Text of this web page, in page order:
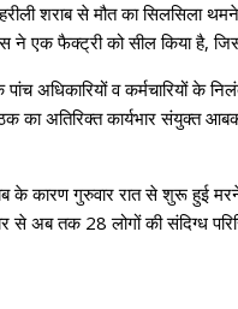
शराब से मौत का सिलसिला
ने एक फैक्ट्री को सील किया है,
अधिकारियों व कर्मचारियों के
का अतिरिक्त कार्यभार संयुक्त
के कारण गुरुवार रात से शुरू हुई
से अब तक 28 लोगों की संदिग्ध